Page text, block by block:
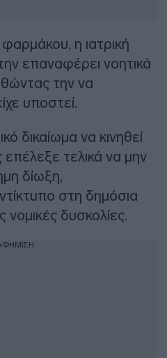
η ιατρική
επαναφέρει νοητικά
την να
υποστεί.
δικαίωμα να κινηθεί
επέλεξε τελικά να μην
δίωξη,
στη δημόσια
νομικές δυσκολίες.